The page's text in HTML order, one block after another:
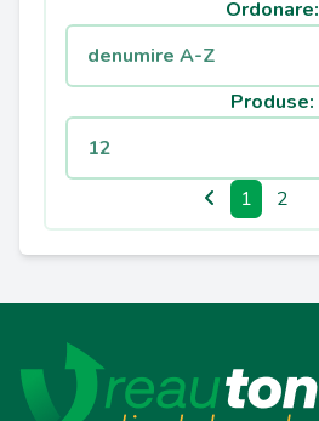
Ordonare:
Produse:
1 2